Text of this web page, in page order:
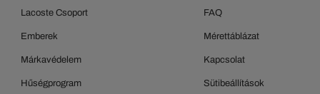
Lacoste Csoport
Emberek
Márkavédelem
Hűségprogram
FAQ
Mérettáblázat
Kapcsolat
Sütibeállítások